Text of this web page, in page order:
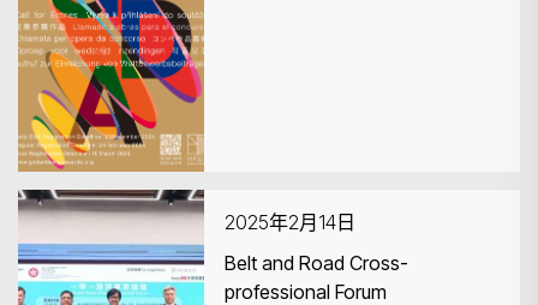
2025年2月14日
Belt and Road Cross-
professional Forum